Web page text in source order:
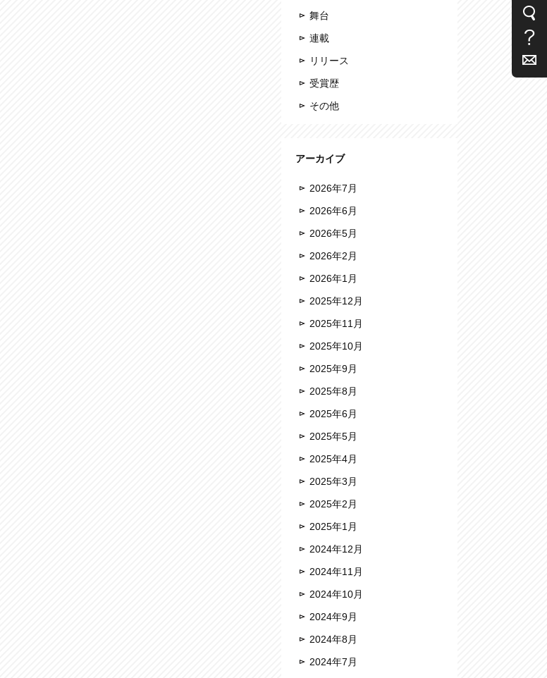
舞台
連載
リリース
受賞歴
その他
アーカイブ
2026年7月
2026年6月
2026年5月
2026年2月
2026年1月
2025年12月
2025年11月
2025年10月
2025年9月
2025年8月
2025年6月
2025年5月
2025年4月
2025年3月
2025年2月
2025年1月
2024年12月
2024年11月
2024年10月
2024年9月
2024年8月
2024年7月